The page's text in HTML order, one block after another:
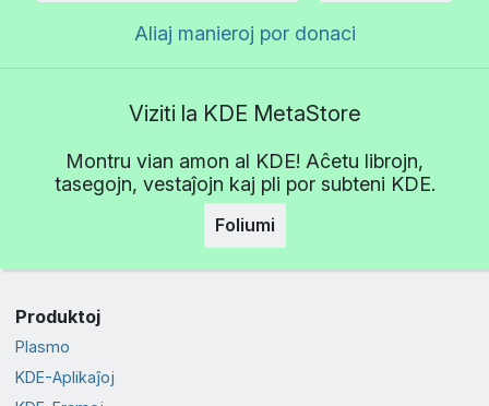
Aliaj manieroj por donaci
Viziti la KDE MetaStore
Montru vian amon al KDE! Aĉetu librojn,
tasegojn, vestaĵojn kaj pli por subteni KDE.
Foliumi
Produktoj
Plasmo
KDE-Aplikaĵoj